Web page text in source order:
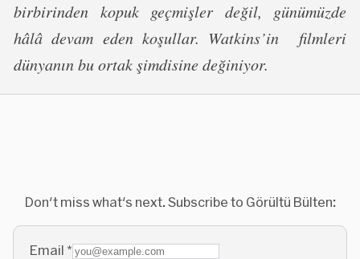
birbirinden kopuk geçmişler değil, günümüzde
hâlâ devam eden koşullar. Watkins’in filmleri
dünyanın bu ortak şimdisine değiniyor.
Don't miss what's next. Subscribe to Görültü Bülten:
Email *